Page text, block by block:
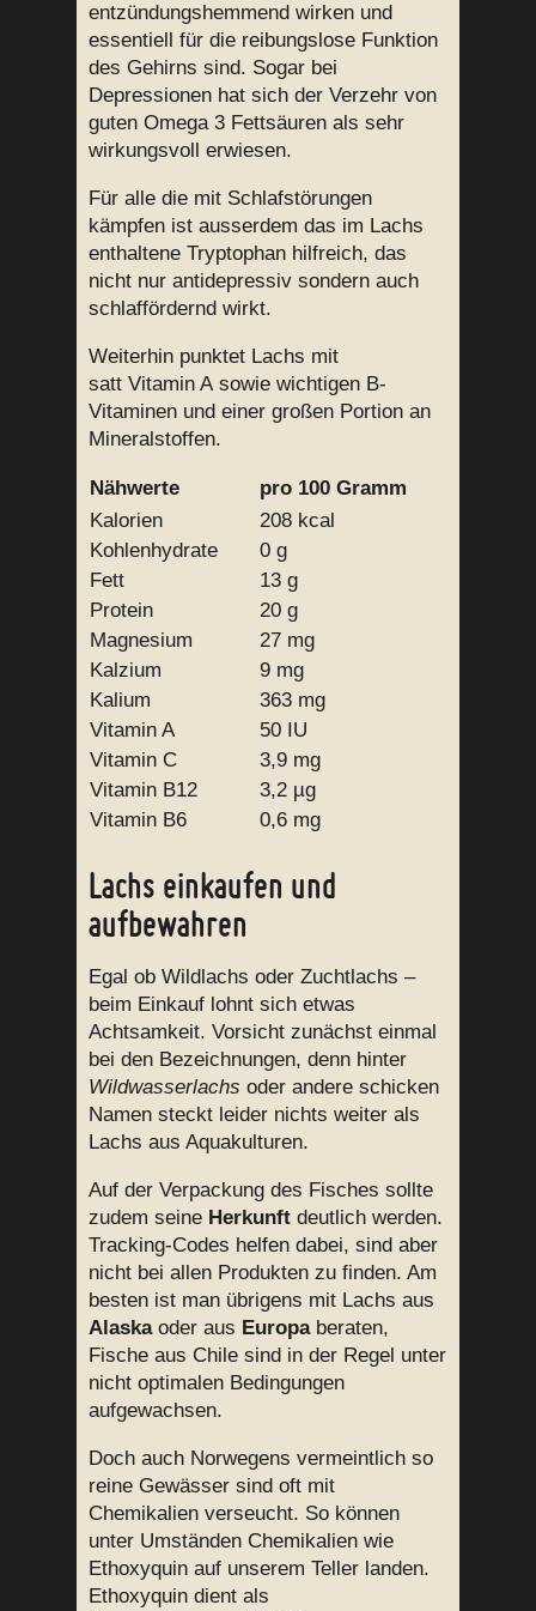
entzündungshemmend wirken und
essentiell für die reibungslose Funktion
des Gehirns sind. Sogar bei
Depressionen hat sich der Verzehr von
guten Omega 3 Fettsäuren als sehr
wirkungsvoll erwiesen.
Für alle die mit Schlafstörungen
kämpfen ist ausserdem das im Lachs
enthaltene Tryptophan hilfreich, das
nicht nur antidepressiv sondern auch
schlaffördernd wirkt.
Weiterhin punktet Lachs mit
satt Vitamin A sowie wichtigen B-
Vitaminen und einer großen Portion an
Mineralstoffen.
Nähwerte
pro 100 Gramm
Kalorien
208 kcal
Kohlenhydrate
0 g
Fett
13 g
Protein
20 g
Magnesium
27 mg
Kalzium
9 mg
Kalium
363 mg
Vitamin A
50 IU
Vitamin C
3,9 mg
Vitamin B12
3,2 µg
Vitamin B6
0,6 mg
Lachs einkaufen und
aufbewahren
Egal ob Wildlachs oder Zuchtlachs –
beim Einkauf lohnt sich etwas
Achtsamkeit. Vorsicht zunächst einmal
bei den Bezeichnungen, denn hinter
Wildwasserlachs oder andere schicken
Namen steckt leider nichts weiter als
Lachs aus Aquakulturen.
Auf der Verpackung des Fisches sollte
zudem seine Herkunft deutlich werden.
Tracking-Codes helfen dabei, sind aber
nicht bei allen Produkten zu finden. Am
besten ist man übrigens mit Lachs aus
Alaskaoder aus Europaberaten,
Fische aus Chile sind in der Regel unter
nicht optimalen Bedingungen
aufgewachsen.
Doch auch Norwegens vermeintlich so
reine Gewässer sind oft mit
Chemikalien verseucht. So können
unter Umständen Chemikalien wie
Ethoxyquin auf unserem Teller landen.
Ethoxyquin dient als